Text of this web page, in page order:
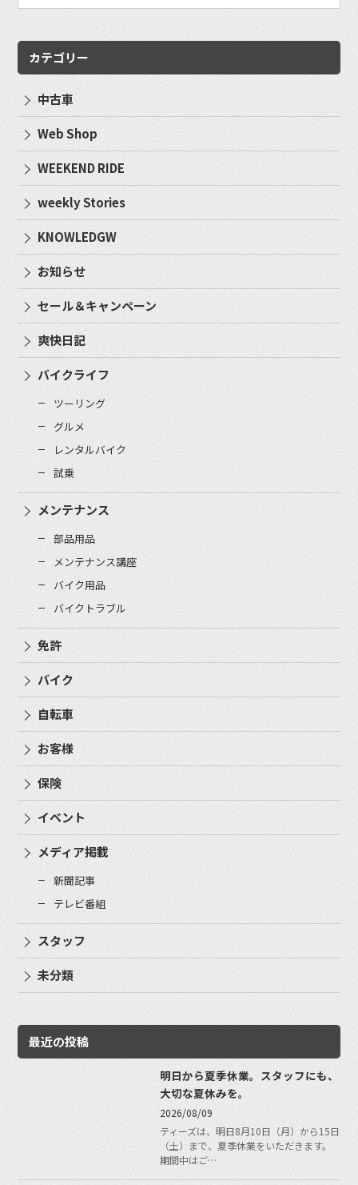
カテゴリー
中古車
Web Shop
WEEKEND RIDE
weekly Stories
KNOWLEDGW
お知らせ
セール＆キャンペーン
爽快日記
バイクライフ
ツーリング
グルメ
レンタルバイク
試乗
メンテナンス
部品用品
メンテナンス講座
バイク用品
バイクトラブル
免許
バイク
自転車
お客様
保険
イベント
メディア掲載
新聞記事
テレビ番組
スタッフ
未分類
最近の投稿
明日から夏季休業。スタッフにも、
大切な夏休みを。
2026/08/09
ティーズは、明日8月10日（月）から15日
（土）まで、夏季休業をいただきます。
期間中はご…